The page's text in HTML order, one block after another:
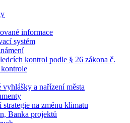
informace
systém
kontrol podle § 26 zákona č.
kontrole
vyhlášky a nařízení města
strategie na změnu klimatu
Banka projektů